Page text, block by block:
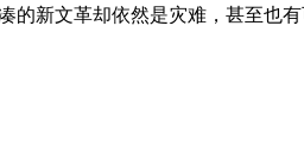
新文革却依然是灾难，甚至也